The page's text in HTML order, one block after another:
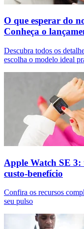
O que esperar do
Conheça o
Descubra todos os
escolha o modelo ideal
Apple Watch SE
custo-benefício
Confira os recursos
seu pulso